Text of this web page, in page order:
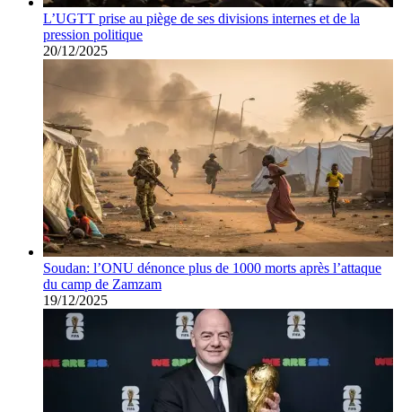
L’UGTT prise au piège de ses divisions internes et de la
pression politique
20/12/2025
Soudan: l’ONU dénonce plus de 1000 morts après l’attaque
du camp de Zamzam
19/12/2025